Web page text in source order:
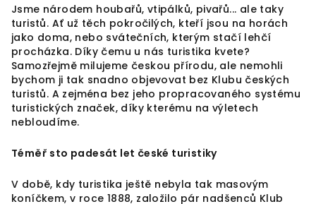
Jsme národem houbařů, vtipálků, pivařů... ale taky
turistů. Ať už těch pokročilých, kteří jsou na horách
jako doma, nebo svátečních, kterým stačí lehčí
procházka. Díky čemu u nás turistika kvete?
Samozřejmě milujeme českou přírodu, ale nemohli
bychom ji tak snadno objevovat bez Klubu českých
turistů. A zejména bez jeho propracovaného systému
turistických značek, díky kterému na výletech
nebloudíme.
Téměř sto padesát let české turistiky
V době, kdy turistika ještě nebyla tak masovým
koníčkem, v roce 1888, založilo pár nadšenců Klub